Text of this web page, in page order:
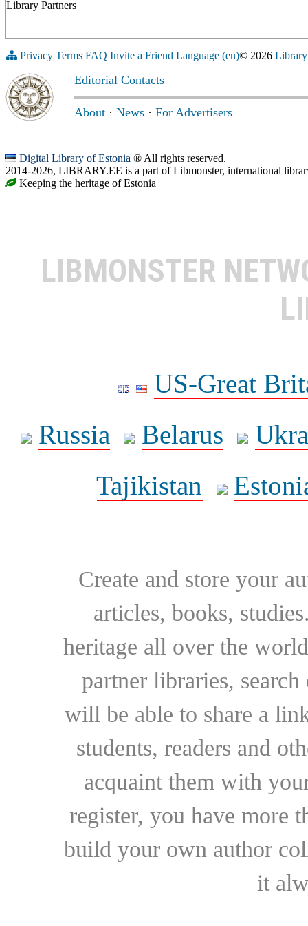
Library Partners
Privacy Terms FAQ Invite a Friend Language (en)© 2026
Editorial Contacts
About · News · For Advertisers
Digital Library of Estonia ® All rights reserved.
2014-2026, LIBRARY.EE is a part of Libmonster, international
Keeping the heritage of Estonia
LIBMONSTER
US-Great
Russia
Belarus
Tajikistan
Create and store your
articles, books,
heritage all over the
partner libraries,
will be able to share a
students, readers and
acquaint them with
register, you have more
build your own author
it